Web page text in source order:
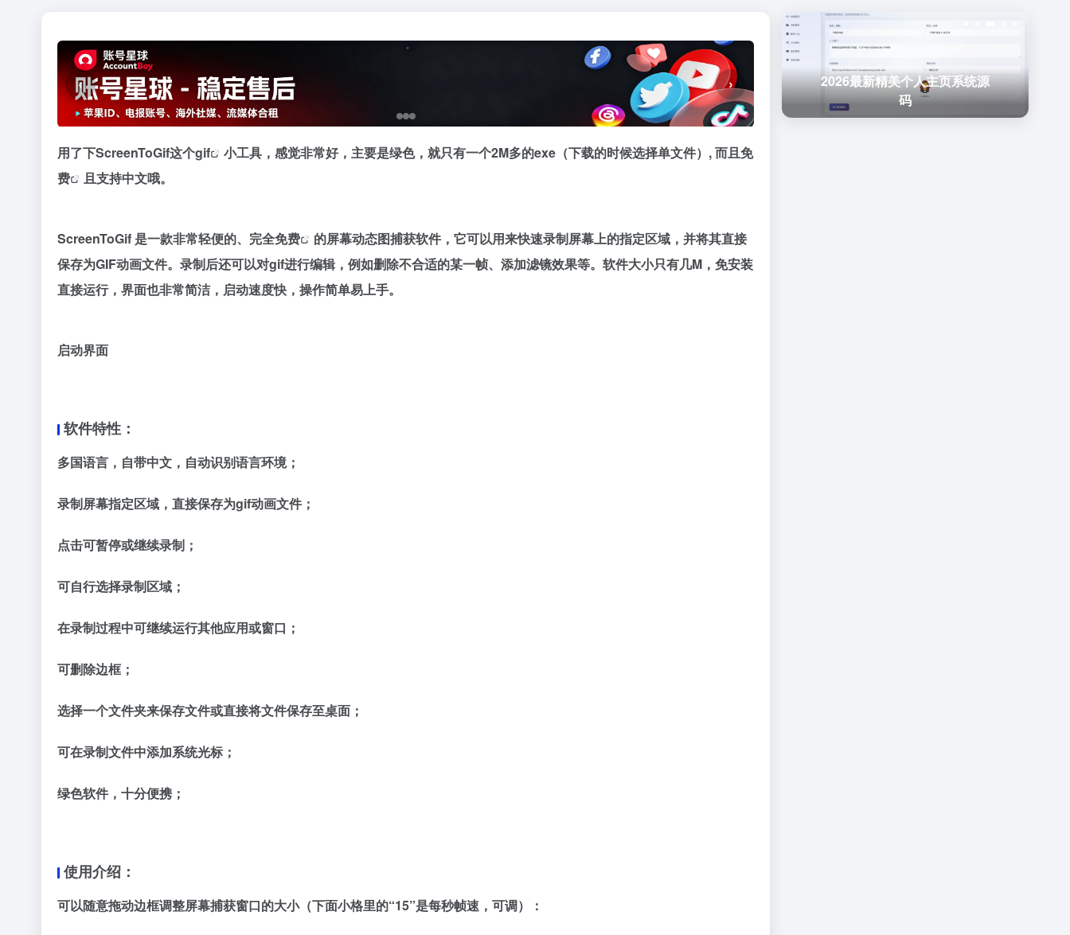
‹ ›
用了下ScreenToGif这个gif 小工具，感觉非常好，主要是绿色，就只有一个2M多的exe（下载的时候选择单文件）, 而且免
费
且支持中文哦。
ScreenToGif 是一款非常轻便的、完全免费
的屏幕动态图捕获软件，它可以用来快速录制屏幕上的指定区域，并将其直接
保存为GIF动画文件。录制后还可以对gif进行编辑，例如删除不合适的某一帧、添加滤镜效果等。软件大小只有几M，免安装
直接运行，界面也非常简洁，启动速度快，操作简单易上手。
启动界面
软件特性：
多国语言，自带中文，自动识别语言环境；
录制屏幕指定区域，直接保存为gif动画文件；
点击可暂停或继续录制；
可自行选择录制区域；
在录制过程中可继续运行其他应用或窗口；
可删除边框；
选择一个文件夹来保存文件或直接将文件保存至桌面；
可在录制文件中添加系统光标；
绿色软件，十分便携；
使用介绍：
可以随意拖动边框调整屏幕捕获窗口的大小（下面小格里的“15”是每秒帧速，可调）：
PHP公司收入支出记账系统 财
务记账管理系统 员工记账系统
源码开源
首涂第三十五套苹果CMSv10
最新热门短剧模板
2026最新精美个人主页系统源
码